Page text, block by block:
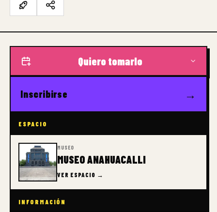
Quiero tomarlo
Inscribirse →
ESPACIO
MUSEO
MUSEO ANAHUACALLI
VER ESPACIO →
INFORMACIÓN